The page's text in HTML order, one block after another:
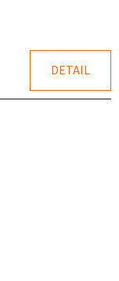
DETAIL